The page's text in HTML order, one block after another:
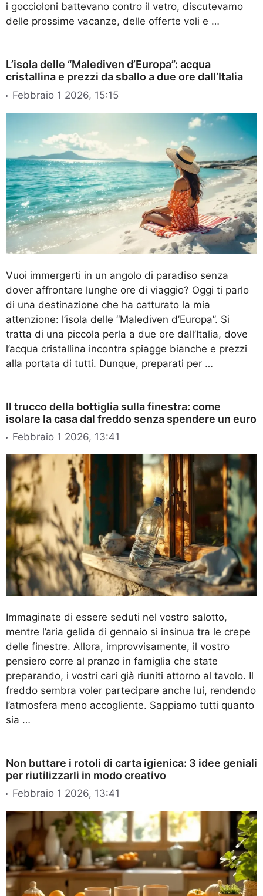
i goccioloni battevano contro il vetro, discutevamo
delle prossime vacanze, delle offerte voli e …
L’isola delle “Malediven d’Europa”: acqua
cristallina e prezzi da sballo a due ore dall’Italia
Febbraio 1 2026, 15:15
Vuoi immergerti in un angolo di paradiso senza
dover affrontare lunghe ore di viaggio? Oggi ti parlo
di una destinazione che ha catturato la mia
attenzione: l’isola delle “Malediven d’Europa”. Si
tratta di una piccola perla a due ore dall’Italia, dove
l’acqua cristallina incontra spiagge bianche e prezzi
alla portata di tutti. Dunque, preparati per …
Il trucco della bottiglia sulla finestra: come
isolare la casa dal freddo senza spendere un euro
Febbraio 1 2026, 13:41
Immaginate di essere seduti nel vostro salotto,
mentre l’aria gelida di gennaio si insinua tra le crepe
delle finestre. Allora, improvvisamente, il vostro
pensiero corre al pranzo in famiglia che state
preparando, i vostri cari già riuniti attorno al tavolo. Il
freddo sembra voler partecipare anche lui, rendendo
l’atmosfera meno accogliente. Sappiamo tutti quanto
sia …
Non buttare i rotoli di carta igienica: 3 idee geniali
per riutilizzarli in modo creativo
Febbraio 1 2026, 13:41